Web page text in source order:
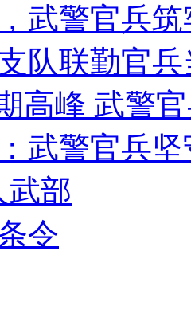
武警官兵
队联勤官兵
高峰 武警
武警官兵